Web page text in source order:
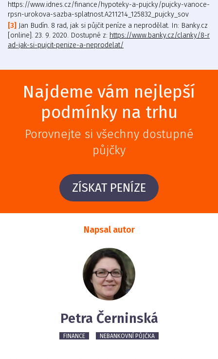
https://www.idnes.cz/finance/hypoteky-a-pujcky/pujcky-vanoce-
rpsn-urokova-sazba-splatnost.A211214_125832_pujcky_sov
Jan Budín. 8 rad, jak si půjčit peníze a neprodělat. In: Banky.cz
[online]. 23. 9. 2020. Dostupné z: https://www.banky.cz/clanky/8-r
ad-jak-si-pujcit-penize-a-neprodelat/
Najdeme vám nejlepší
podmínky na trhu
Porovnejte si všechny dostupné
půjčky
ZÍSKAT PENÍZE
Napsal autor
Petra Černinská
FINANCE NEBANKOVNÍ PŮJČKA